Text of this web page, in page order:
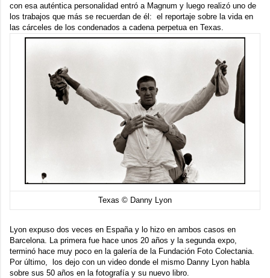
con esa auténtica personalidad entró a Magnum y luego realizó uno de
los trabajos que más se recuerdan de él: el reportaje sobre la vida en
las cárceles de los condenados a cadena perpetua en Texas.
Texas © Danny Lyon
Lyon expuso dos veces en España y lo hizo en ambos casos en
Barcelona. La primera fue hace unos 20 años y la segunda expo,
terminó hace muy poco en la galería de la Fundación Foto Colectania
Por último, los dejo con un video donde el mismo Danny Lyon habla
sobre sus 50 años en la fotografía y su nuevo libro.